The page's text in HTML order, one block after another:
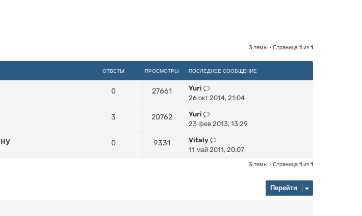
3 темы • Страница 1 из 1
ОТВЕТЫ ПРОСМОТРЫ ПОСЛЕДНЕЕ СООБЩЕНИЕ
0 27661
Yuri
26 окт 2014, 21:04
3 20762
Yuri
23 фев 2013, 13:29
0 9331
Vitaly
11 май 2011, 20:07
3 темы • Страница 1 из 1
Перейти